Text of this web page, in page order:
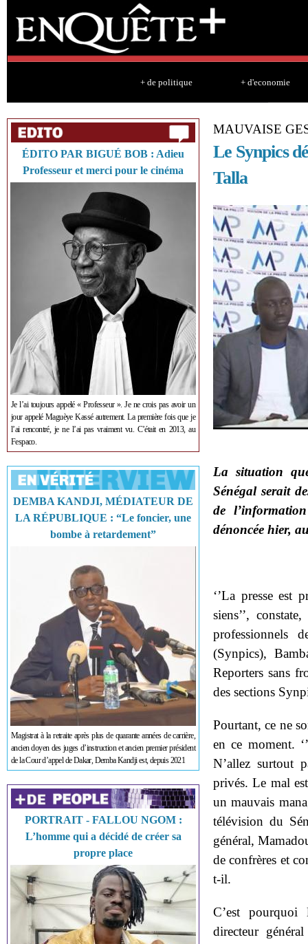
+ de politique + d'economie
ÉDITO PAR BIGUÉ BOB : Adieu
Professeur et merci pour le cinéma
Je l’ai toujours appelé « Professeur ». Je ne crois pas avoir un
jour appelé Maguèye Kassé autrement. La première fois que je
l’ai rencontré, je ne l’ai pas vraiment vu. C’était en 2013, au
Fespaco.
DEMBA KANDJI, MÉDIATEUR DE
LA RÉPUBLIQUE : “Le foncier, une
bombe à retardement”
Magistrat à la retraite après plus de quarante années de carrière,
ancien doyen des juges d’instruction et ancien premier président
de la Cour d’appel de Dakar, Demba Kandji est, depuis 2021
PORTRAIT - FALLOU NGOM :
L’homme qui a décidé de créer sa
propre place
MAUVAISE
Le Synpics
Talla
La situation
Sénégal serait
de
dénoncée hier,
‘’La presse est
siens’’,
professionnels
(Synpics),
Reporters sans
des sections
Pourtant, ce ne
en ce moment.
N’allez surtout
privés. Le mal
un mauvais
télévision du
général,
de confrères et
t-il.
C’est pourquoi
directeur